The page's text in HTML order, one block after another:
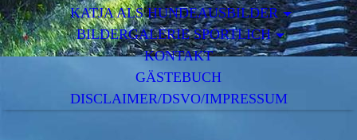
KATJA ALS HUNDEAUSBILDER
BILDERGALERIE SPORTLICH
KONTAKT
GÄSTEBUCH
DISCLAIMER/DSVO/IMPRESSUM